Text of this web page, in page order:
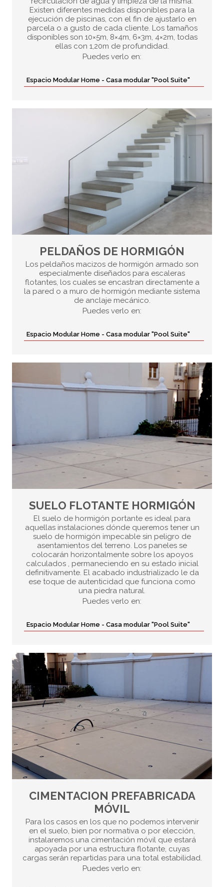
Existen diferentes medidas disponibles para la
ejecución de piscinas, con el fin de ajustarlo en
parcela o a gusto de cada cliente. Los tamaños
disponibles son 10×5m, 8×4m, 6×3m, 4×2m, todas
ellas con 1,20m de profundidad.
Puedes verlo en:
Espacio Modular Home - Casa modular "Pool Suite"
PELDAÑOS DE HORMIGÓN
Los peldaños macizos de hormigón armado son
especialmente diseñados para escaleras
flotantes, los cuales se encastran directamente a
la pared o a muro de hormigón mediante sistema
de anclaje mecánico.
Puedes verlo en:
Espacio Modular Home - Casa modular "Pool Suite"
SUELO FLOTANTE HORMIGÓN
El suelo de hormigón portante es ideal para
aquellas instalaciones dónde queremos tener un
suelo de hormigón impecable sin peligro de
asentamientos del terreno. Los paneles se
colocarán horizontalmente sobre los apoyos
calculados , permaneciendo en su estado inicial
definitivamente. El acabado industrializado le da
ese toque de autenticidad que funciona como
una piedra natural.
Puedes verlo en:
Espacio Modular Home - Casa modular "Pool Suite"
CIMENTACION PREFABRICADA
MÓVIL
Para los casos en los que no podemos intervenir
en el suelo, bien por normativa o por elección,
instalaremos una cimentación móvil que estará
apoyada por una estructura flotante, cuyas
cargas serán repartidas para una total estabilidad.
Puedes verlo en: